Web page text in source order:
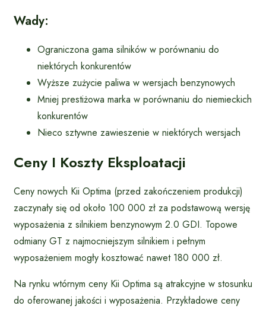
Wady:
Ograniczona gama silników w porównaniu do
niektórych konkurentów
Wyższe zużycie paliwa w wersjach benzynowych
Mniej prestiżowa marka w porównaniu do niemieckich
konkurentów
Nieco sztywne zawieszenie w niektórych wersjach
Ceny I Koszty Eksploatacji
Ceny nowych Kii Optima (przed zakończeniem produkcji)
zaczynały się od około 100 000 zł za podstawową wersję
wyposażenia z silnikiem benzynowym 2.0 GDI. Topowe
odmiany GT z najmocniejszym silnikiem i pełnym
wyposażeniem mogły kosztować nawet 180 000 zł.
Na rynku wtórnym ceny Kii Optima są atrakcyjne w stosunku
do oferowanej jakości i wyposażenia. Przykładowe ceny